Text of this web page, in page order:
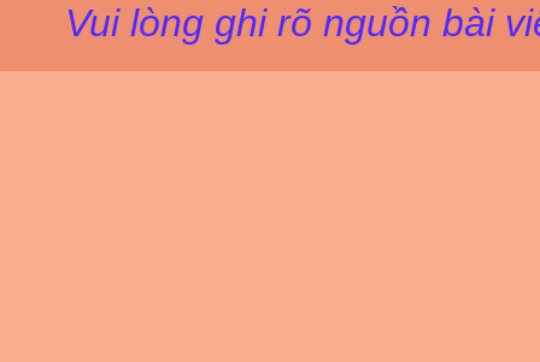
Vui lòng ghi rõ nguồn bài